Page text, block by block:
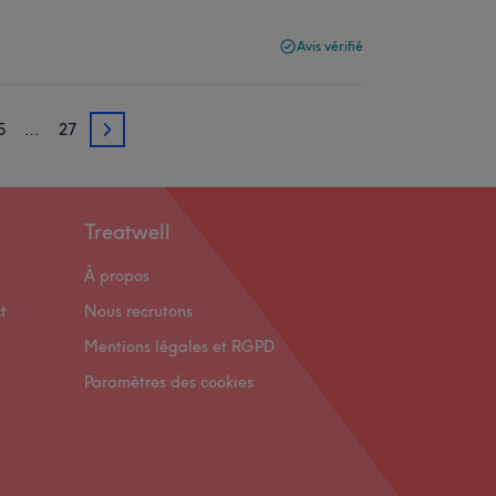
Avis vérifié
… 27 25
Treatwell
À propos
Nous recrutons
Mentions légales et RGPD
Paramètres des cookies